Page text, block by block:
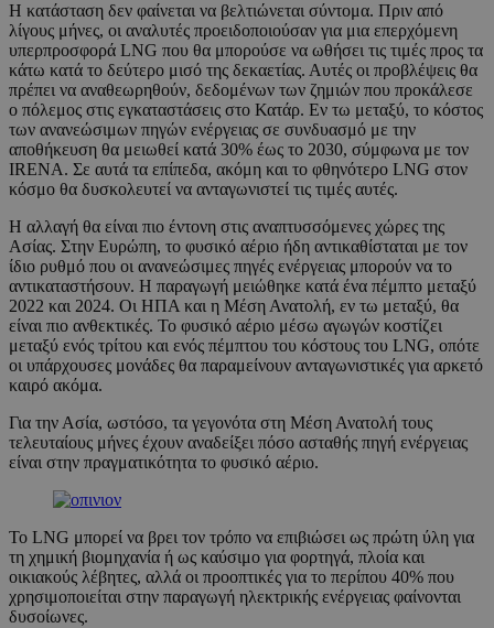
Η κατάσταση δεν φαίνεται να βελτιώνεται σύντομα. Πριν από
λίγους μήνες, οι αναλυτές προειδοποιούσαν για μια επερχόμενη
υπερπροσφορά LNG που θα μπορούσε να ωθήσει τις τιμές προς τα
κάτω κατά το δεύτερο μισό της δεκαετίας. Αυτές οι προβλέψεις θα
πρέπει να αναθεωρηθούν, δεδομένων των ζημιών που προκάλεσε
ο πόλεμος στις εγκαταστάσεις στο Κατάρ. Εν τω μεταξύ, το κόστος
των ανανεώσιμων πηγών ενέργειας σε συνδυασμό με την
αποθήκευση θα μειωθεί κατά 30% έως το 2030, σύμφωνα με τον
IRENA. Σε αυτά τα επίπεδα, ακόμη και το φθηνότερο LNG στον
κόσμο θα δυσκολευτεί να ανταγωνιστεί τις τιμές αυτές.
Η αλλαγή θα είναι πιο έντονη στις αναπτυσσόμενες χώρες της
Ασίας. Στην Ευρώπη, το φυσικό αέριο ήδη αντικαθίσταται με τον
ίδιο ρυθμό που οι ανανεώσιμες πηγές ενέργειας μπορούν να το
αντικαταστήσουν. Η παραγωγή μειώθηκε κατά ένα πέμπτο μεταξύ
2022 και 2024. Οι ΗΠΑ και η Μέση Ανατολή, εν τω μεταξύ, θα
είναι πιο ανθεκτικές. Το φυσικό αέριο μέσω αγωγών κοστίζει
μεταξύ ενός τρίτου και ενός πέμπτου του κόστους του LNG, οπότε
οι υπάρχουσες μονάδες θα παραμείνουν ανταγωνιστικές για αρκετό
καιρό ακόμα.
Για την Ασία, ωστόσο, τα γεγονότα στη Μέση Ανατολή τους
τελευταίους μήνες έχουν αναδείξει πόσο ασταθής πηγή ενέργειας
είναι στην πραγματικότητα το φυσικό αέριο.
Το LNG μπορεί να βρει τον τρόπο να επιβιώσει ως πρώτη ύλη για
τη χημική βιομηχανία ή ως καύσιμο για φορτηγά, πλοία και
οικιακούς λέβητες, αλλά οι προοπτικές για το περίπου 40% που
χρησιμοποιείται στην παραγωγή ηλεκτρικής ενέργειας φαίνονται
δυσοίωνες.